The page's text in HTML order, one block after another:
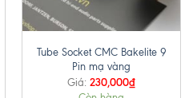
Tube Socket CMC Bakelite 9
Pin mạ vàng
Giá: 230,000₫